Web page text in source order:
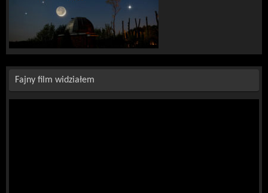
Fajny film widziałem